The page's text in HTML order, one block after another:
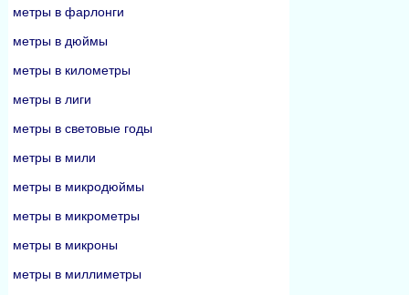
метры в фарлонги
метры в дюймы
метры в километры
метры в лиги
метры в световые годы
метры в мили
метры в микродюймы
метры в микрометры
метры в микроны
метры в миллиметры